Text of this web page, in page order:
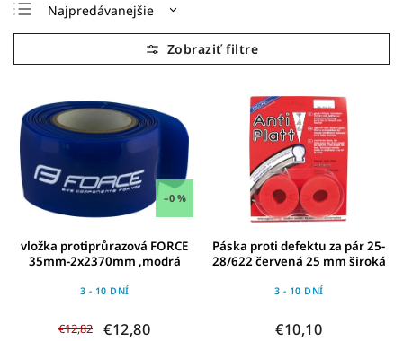
Najpredávanejšie
Najlacnejšie
Najdrahšie
–0 %
vložka protiprůrazová FORCE
35mm-2x2370mm ,modrá
3 - 10 DNÍ
€12,82 €12,80
Páska proti defektu za pár 25-
28/622 červená 25 mm široká
3 - 10 DNÍ
€10,10